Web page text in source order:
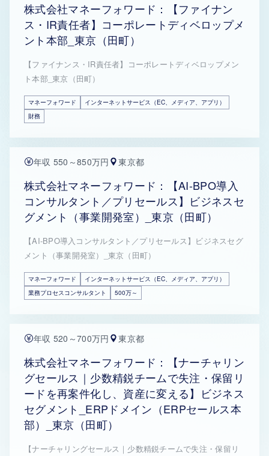
株式会社マネーフォワード：【ファイナン
ス・IR責任者】コーポレートディベロップメ
ント本部_東京（田町）
【ファイナンス・IR責任者】コーポレートディベロップメン
ト本部_東京（田町）
マネーフォワード
インターネットサービス（EC、メディア、アプリ）
財務
年収 550～850万円 東京都
株式会社マネーフォワード：【AI-BPO導入
コンサルタント／プリセールス】ビジネスセ
グメント（事業開発室）_東京（田町）
【AI-BPO導入コンサルタント／プリセールス】ビジネスセグ
メント（事業開発室）_東京（田町）
マネーフォワード
インターネットサービス（EC、メディア、アプリ）
業務プロセスコンサルタント
500万～
年収 520～700万円 東京都
株式会社マネーフォワード：【ナーチャリン
グセールス｜少数精鋭チームで失注・保留リ
ードを再案件化し、資産に変える】ビジネス
セグメント_ERPドメイン（ERPセールス本
部）_東京（田町）
【ナーチャリングセールス｜少数精鋭チームで失注・保留リ